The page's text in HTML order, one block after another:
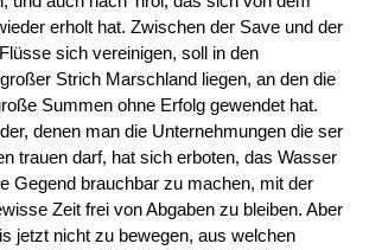
erholt hat. Zwischen der Save und der
sich vereinigen, soll in den
Strich Marschland liegen, an den die
Summen ohne Erfolg gewendet hat.
denen man die Unternehmungen die ser
trauen darf, hat sich erboten, das Wasser
Gegend brauchbar zu machen, mit der
Zeit frei von Abgaben zu bleiben. Aber
jetzt nicht zu bewegen, aus welchen